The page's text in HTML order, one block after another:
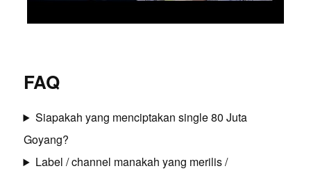
FAQ
Siapakah yang menciptakan single 80 Juta
Goyang?
Label / channel manakah yang merilis /